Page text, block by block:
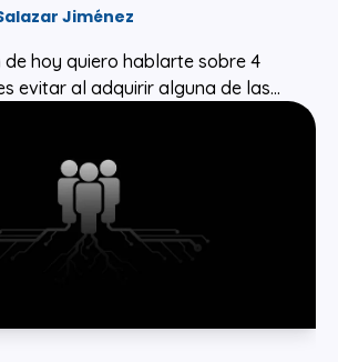
Jiménez
de hoy quiero hablarte sobre 4
evitar al adquirir alguna de las...